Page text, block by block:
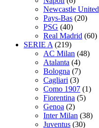
Newcastle United
Pays-Bas (20)
PSG (40)
Real Madrid (60)
SERIE A (219)
AC Milan (48)
Atalanta (4)
Bologna (7)
Cagliari (3)
Como 1907 (1)
Fiorentina (5)
Genoa (2)
Inter Milan (38)
Juventus (30)